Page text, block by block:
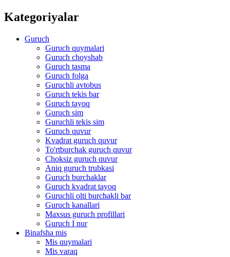
Kategoriyalar
Guruch
Guruch quymalari
Guruch choyshab
Guruch tasma
Guruch folga
Guruchli avtobus
Guruch tekis bar
Guruch tayoq
Guruch sim
Guruchli tekis sim
Guruch quvur
Kvadrat guruch quvur
To'rtburchak guruch quvur
Choksiz guruch quvur
Aniq guruch trubkasi
Guruch burchaklar
Guruch kvadrat tayoq
Guruchli olti burchakli bar
Guruch kanallari
Maxsus guruch profillari
Guruch I nur
Binafsha mis
Mis quymalari
Mis varaq